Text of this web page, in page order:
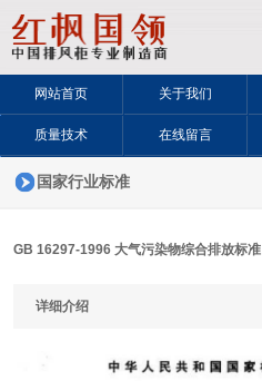
网站首页 关于我们
质量技术 在线留言
国家行业标准
GB 16297-1996 大气污染物综合排放标准
详细介绍